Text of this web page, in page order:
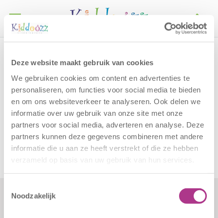
Deze website maakt gebruik van cookies
We gebruiken cookies om content en advertenties te
personaliseren, om functies voor social media te bieden
en om ons websiteverkeer te analyseren. Ook delen we
informatie over uw gebruik van onze site met onze
partners voor social media, adverteren en analyse. Deze
partners kunnen deze gegevens combineren met andere
informatie die u aan ze heeft verstrekt of die ze hebben
verzameld op basis van uw gebruik van hun services.
Noodzakelijk
Basisschool De Wissel
Kiddoozz locatiesBSO de Binnenhaven enBSO De
Kleine Pijlerhalen desgewenst uw kinderen op. Schrijf
uw kind in viadeze link.